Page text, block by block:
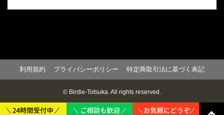
利用規約 プライバシーポリシー 特定商取引法に基づく表記
© Birdie-Totsuka. All rights reserved.